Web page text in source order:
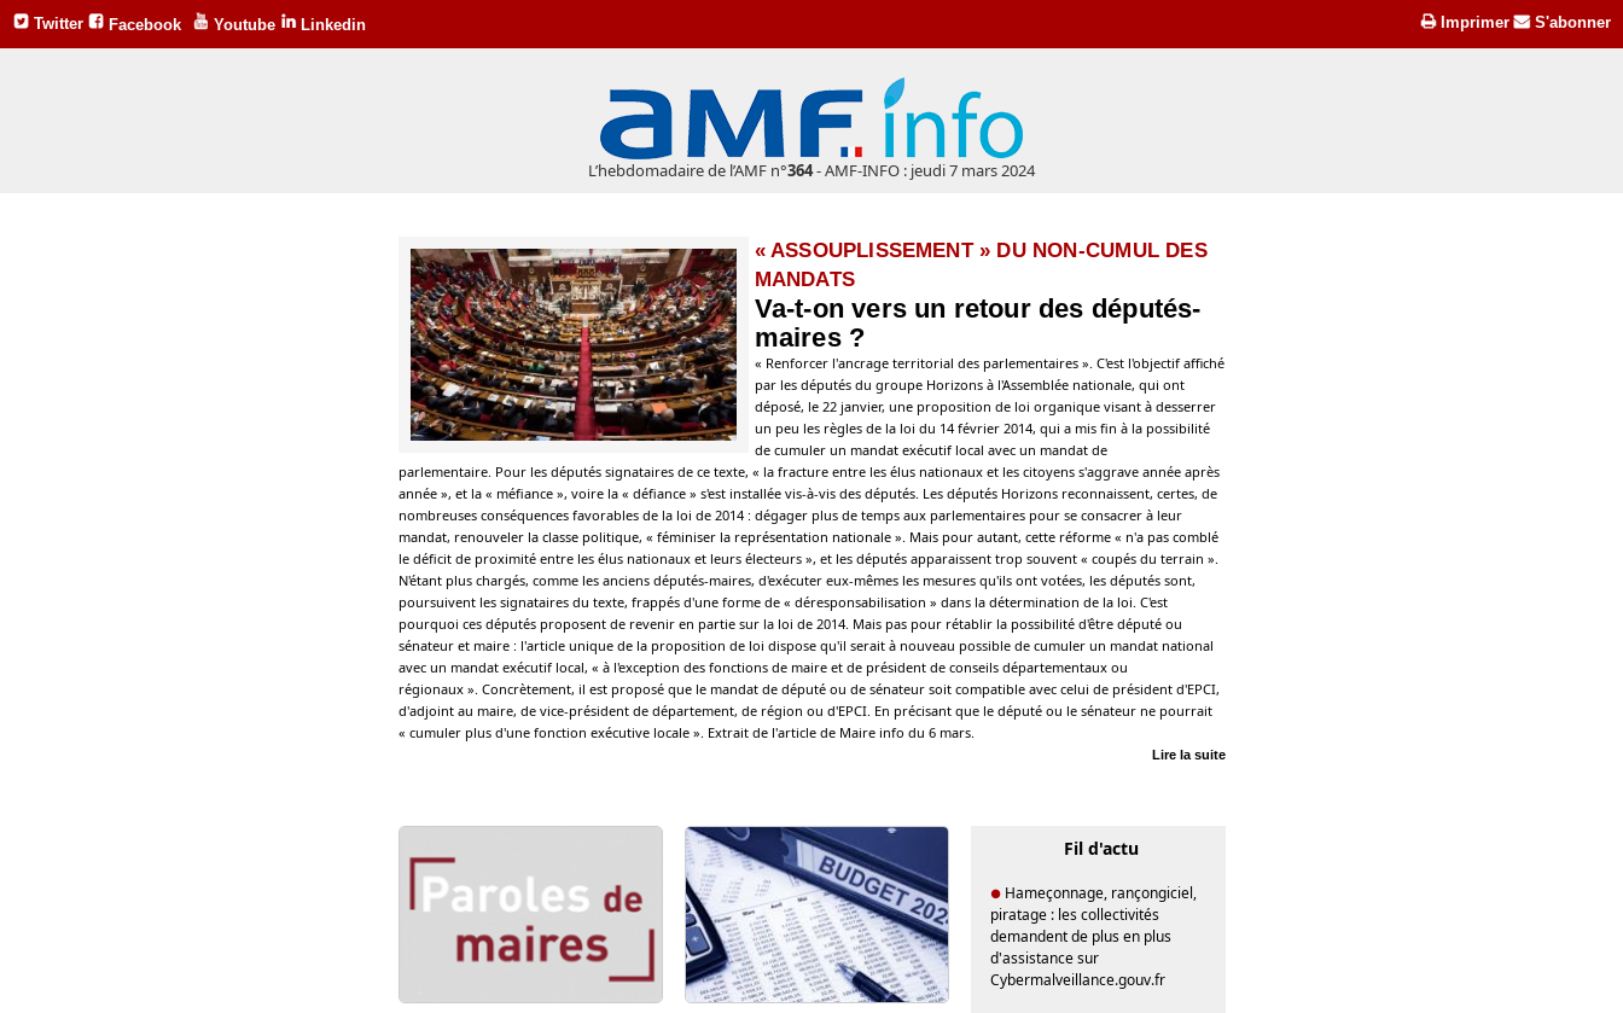
Twitter Facebook Youtube Linkedin Imprimer S'abonner
L’hebdomadaire de l’AMF n°364- AMF-INFO : jeudi 7 mars 2024
« ASSOUPLISSEMENT » DU NON-CUMUL DES
MANDATS
Va-t-on vers un retour des députés-
maires ?
« Renforcer l'ancrage territorial des parlementaires ». C'est l'objectif affiché
par les députés du groupe Horizons à l'Assemblée nationale, qui ont
déposé, le 22 janvier, une proposition de loi organique visant à desserrer
un peu les règles de la loi du 14 février 2014, qui a mis fin à la possibilité
de cumuler un mandat exécutif local avec un mandat de
parlementaire. Pour les députés signataires de ce texte, « la fracture entre les élus nationaux et les citoyens s'aggrave année après
année », et la « méfiance », voire la « défiance » s'est installée vis-à-vis des députés. Les députés Horizons reconnaissent, certes, de
nombreuses conséquences favorables de la loi de 2014 : dégager plus de temps aux parlementaires pour se consacrer à leur
mandat, renouveler la classe politique, « féminiser la représentation nationale ». Mais pour autant, cette réforme « n'a pas comblé
le déficit de proximité entre les élus nationaux et leurs électeurs », et les députés apparaissent trop souvent « coupés du terrain ».
N'étant plus chargés, comme les anciens députés-maires, d'exécuter eux-mêmes les mesures qu'ils ont votées, les députés sont,
poursuivent les signataires du texte, frappés d'une forme de « déresponsabilisation » dans la détermination de la loi. C'est
pourquoi ces députés proposent de revenir en partie sur la loi de 2014. Mais pas pour rétablir la possibilité d'être député ou
sénateur et maire : l'article unique de la proposition de loi dispose qu'il serait à nouveau possible de cumuler un mandat national
avec un mandat exécutif local, « à l'exception des fonctions de maire et de président de conseils départementaux ou
régionaux ». Concrètement, il est proposé que le mandat de député ou de sénateur soit compatible avec celui de président d'EPCI,
d'adjoint au maire, de vice-président de département, de région ou d'EPCI. En précisant que le député ou le sénateur ne pourrait
« cumuler plus d'une fonction exécutive locale ». Extrait de l'article de Maire info du 6 mars.
Lire la suite
Fil d'actu
● Hameçonnage, rançongiciel,
piratage : les collectivités
demandent de plus en plus
d'assistance sur
Cybermalveillance.gouv.fr